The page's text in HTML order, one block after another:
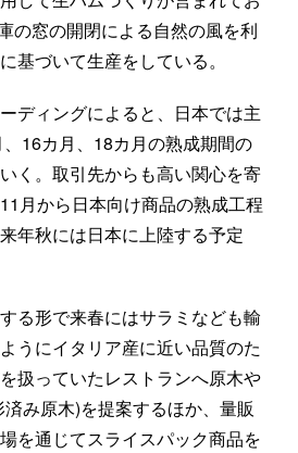
の窓の開閉による自然の風を利
基づいて生産をしている。
ディングによると、日本では主
16カ月、18カ月の熟成期間の
く。取引先からも高い関心を寄
月から日本向け商品の熟成工程
年秋には日本に上陸する予定
る形で来春にはサラミなども輸
うにイタリア産に近い品質のた
扱っていたレストランへ原木や
み原木)を提案するほか、量販
を通じてスライスパック商品を